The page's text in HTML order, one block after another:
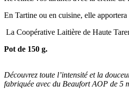
En Tartine ou en cuisine, elle
La Coopérative Laitière de Haute
Pot de 150 g.
Découvrez toute l’intensité et la
fabriquée avec du Beaufort AOP de 5